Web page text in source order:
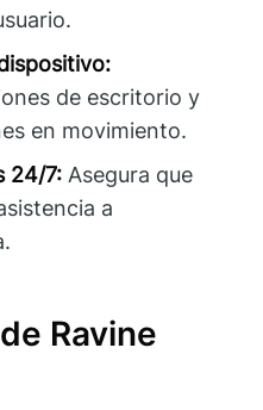
de escritorio y
en movimiento.
24/7: Asegura que
a
Ravine